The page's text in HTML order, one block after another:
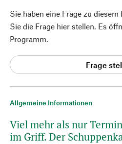
Allgemeine Informationen
Viel mehr als nur
im Griff. Der
Sie haben eine Frage zu
Sie die Frage hier stellen. Es
Programm.
Frage